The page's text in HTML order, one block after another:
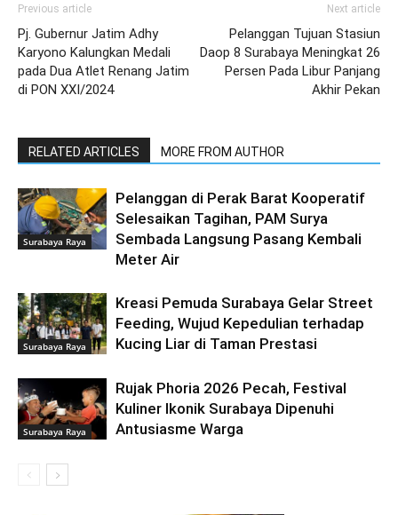
Previous article
Pj. Gubernur Jatim Adhy
Karyono Kalungkan Medali
pada Dua Atlet Renang Jatim
di PON XXI/2024
Next article
Pelanggan Tujuan Stasiun
Daop 8 Surabaya Meningkat 26
Persen Pada Libur Panjang
Akhir Pekan
RELATED ARTICLES MORE FROM AUTHOR
Surabaya Raya
Pelanggan di Perak Barat Kooperatif
Selesaikan Tagihan, PAM Surya
Sembada Langsung Pasang Kembali
Meter Air
Surabaya Raya
Kreasi Pemuda Surabaya Gelar Street
Feeding, Wujud Kepedulian terhadap
Kucing Liar di Taman Prestasi
Surabaya Raya
Rujak Phoria 2026 Pecah, Festival
Kuliner Ikonik Surabaya Dipenuhi
Antusiasme Warga